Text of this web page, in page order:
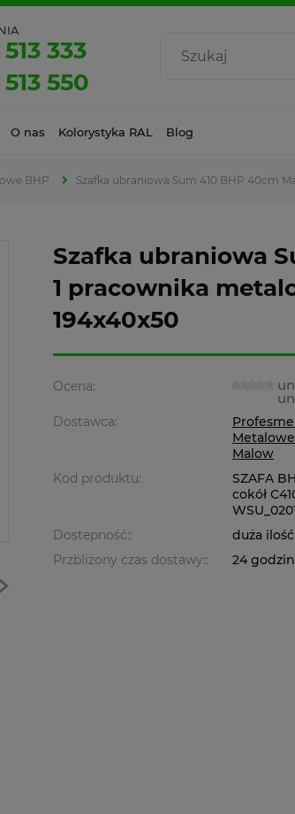
333
550
O nas Kolorystyka RAL Blog
BHP Szafka ubraniowa Sum 410 BHP 40cm
Szafka ubraniowa
1 pracownika
194x40x50
Ocena:
Dostawca:
Malow
Kod produktu:
SZAFA
cokół
Dostepność::
duża ilość
Przbliżony czas dostawy::
24